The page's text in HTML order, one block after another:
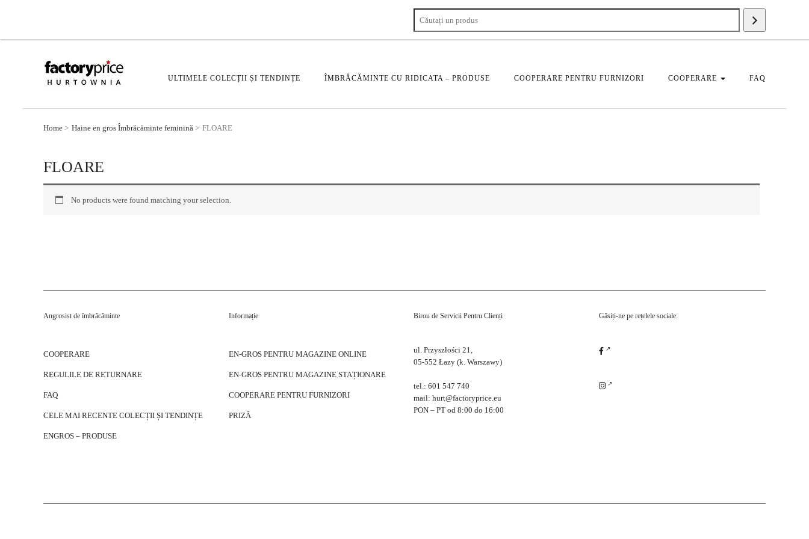
un
produs
ULTIMELE COLECȚII ȘI TENDINȚE ÎMBRĂCĂMINTE CU RIDICATA – PRODUSE COOPERARE PENTRU FURNIZORI COOPERARE FAQ
Home Haine en gros Îmbrăcăminte feminină FLOARE
FLOARE
No products were found matching your selection.
Angrosist de îmbrăcăminte
COOPERARE
REGULILE DE RETURNARE
FAQ
CELE MAI RECENTE COLECȚII ȘI TENDINȚE
ENGROS – PRODUSE
Informație
EN-GROS PENTRU MAGAZINE ONLINE
EN-GROS PENTRU MAGAZINE STAȚIONARE
COOPERARE PENTRU FURNIZORI
PRIZĂ
Birou de Servicii Pentru Clienți
ul. Przyszłości 21,
05-552 Łazy (k. Warszawy)
tel.: 601 547 740
mail: hurt@factoryprice.eu
PON – PT od 8:00 do 16:00
Găsiți-ne pe rețelele sociale: